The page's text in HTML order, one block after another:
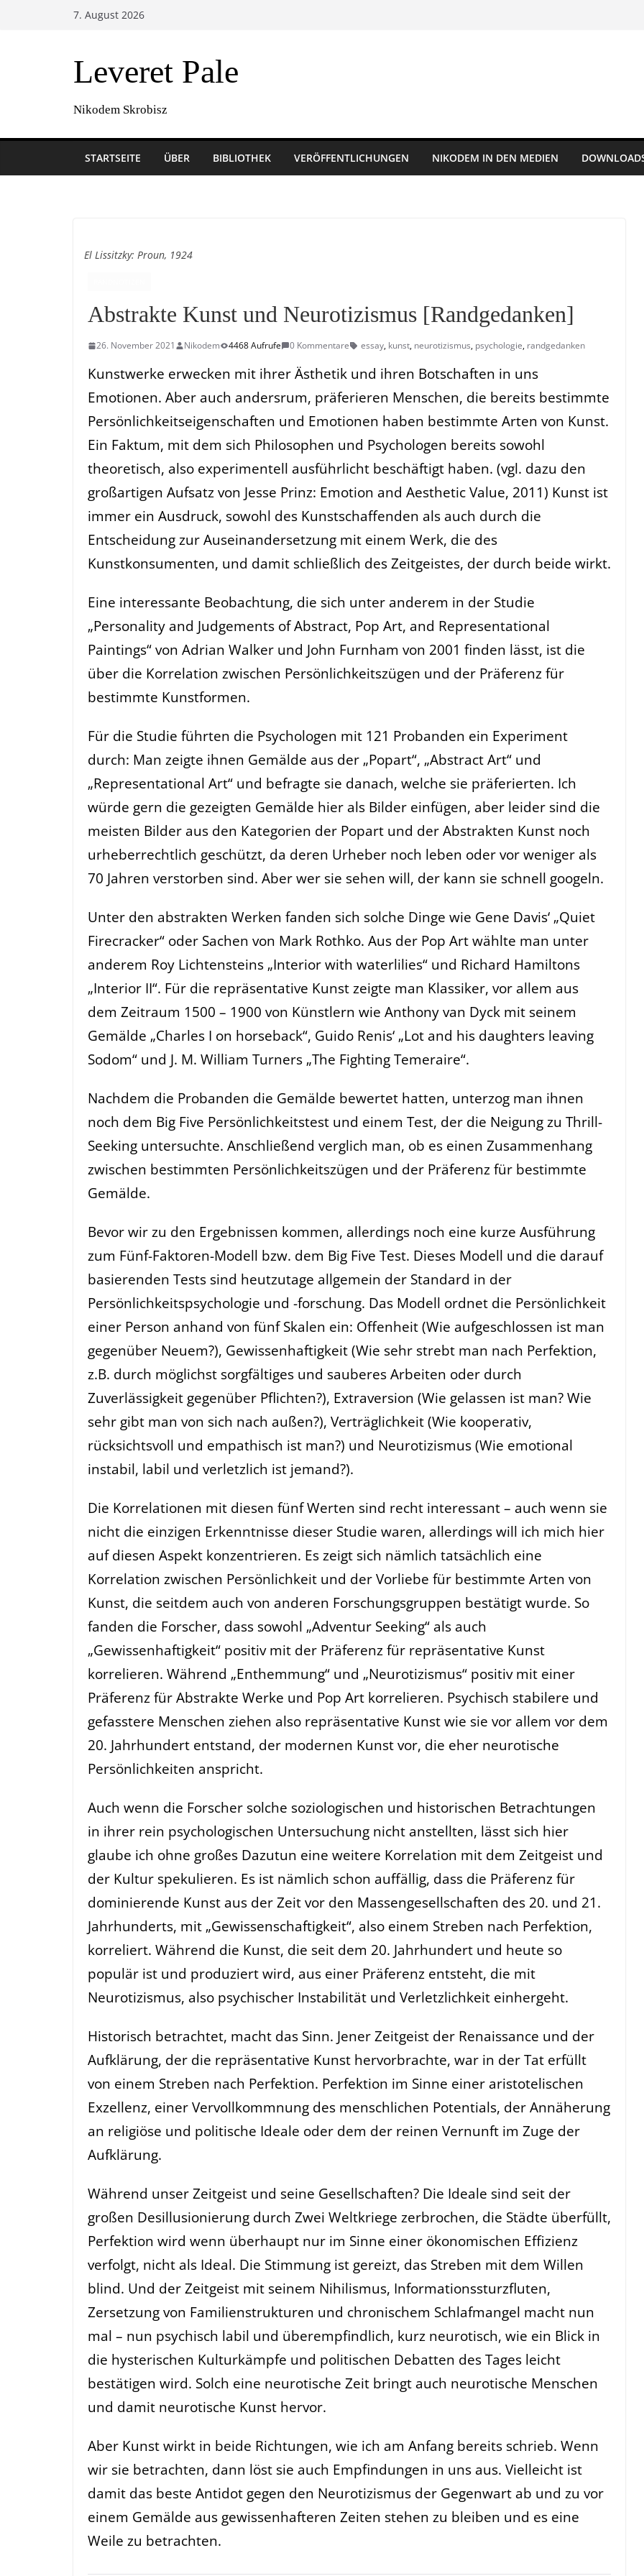
7. August 2026
Leveret Pale
Nikodem Skrobisz
STARTSEITE ÜBER BIBLIOTHEK VERÖFFENTLICHUNGEN NIKODEM IN DEN MEDIEN
El Lissitzky: Proun, 1924
Abstrakte Kunst und Neurotizismus [Randgedanken]
26. November 2021 Nikodem 4468 Aufrufe 0 Kommentare essay, kunst, neurotizismus, psychologie, randgedanken
Kunstwerke erwecken mit ihrer Ästhetik und ihren Botschaften in uns
Emotionen. Aber auch andersrum, präferieren Menschen, die bereits bestimmte
Persönlichkeitseigenschaften und Emotionen haben bestimmte Arten von Kunst.
Ein Faktum, mit dem sich Philosophen und Psychologen bereits sowohl
theoretisch, also experimentell ausführlicht beschäftigt haben. (vgl. dazu den
großartigen Aufsatz von Jesse Prinz: Emotion and Aesthetic Value, 2011) Kunst ist
immer ein Ausdruck, sowohl des Kunstschaffenden als auch durch die
Entscheidung zur Auseinandersetzung mit einem Werk, die des
Kunstkonsumenten, und damit schließlich des Zeitgeistes, der durch beide wirkt.
Eine interessante Beobachtung, die sich unter anderem in der Studie
„Personality and Judgements of Abstract, Pop Art, and Representational
Paintings“ von Adrian Walker und John Furnham von 2001 finden lässt, ist die
über die Korrelation zwischen Persönlichkeitszügen und der Präferenz für
bestimmte Kunstformen.
Für die Studie führten die Psychologen mit 121 Probanden ein Experiment
durch: Man zeigte ihnen Gemälde aus der „Popart“, „Abstract Art“ und
„Representational Art“ und befragte sie danach, welche sie präferierten. Ich
würde gern die gezeigten Gemälde hier als Bilder einfügen, aber leider sind die
meisten Bilder aus den Kategorien der Popart und der Abstrakten Kunst noch
urheberrechtlich geschützt, da deren Urheber noch leben oder vor weniger als
70 Jahren verstorben sind. Aber wer sie sehen will, der kann sie schnell googeln.
Unter den abstrakten Werken fanden sich solche Dinge wie Gene Davis‘ „Quiet
Firecracker“ oder Sachen von Mark Rothko. Aus der Pop Art wählte man unter
anderem Roy Lichtensteins „Interior with waterlilies“ und Richard Hamiltons
„Interior II“. Für die repräsentative Kunst zeigte man Klassiker, vor allem aus
dem Zeitraum 1500 – 1900 von Künstlern wie Anthony van Dyck mit seinem
Gemälde „Charles I on horseback“, Guido Renis‘ „Lot and his daughters leaving
Sodom“ und J. M. William Turners „The Fighting Temeraire“.
Nachdem die Probanden die Gemälde bewertet hatten, unterzog man ihnen
noch dem Big Five Persönlichkeitstest und einem Test, der die Neigung zu Thrill-
Seeking untersuchte. Anschließend verglich man, ob es einen Zusammenhang
zwischen bestimmten Persönlichkeitszügen und der Präferenz für bestimmte
Gemälde.
Bevor wir zu den Ergebnissen kommen, allerdings noch eine kurze Ausführung
zum Fünf-Faktoren-Modell bzw. dem Big Five Test. Dieses Modell und die darauf
basierenden Tests sind heutzutage allgemein der Standard in der
Persönlichkeitspsychologie und -forschung. Das Modell ordnet die Persönlichkeit
einer Person anhand von fünf Skalen ein: Offenheit (Wie aufgeschlossen ist man
gegenüber Neuem?), Gewissenhaftigkeit (Wie sehr strebt man nach Perfektion,
z.B. durch möglichst sorgfältiges und sauberes Arbeiten oder durch
Zuverlässigkeit gegenüber Pflichten?), Extraversion (Wie gelassen ist man? Wie
sehr gibt man von sich nach außen?), Verträglichkeit (Wie kooperativ,
rücksichtsvoll und empathisch ist man?) und Neurotizismus (Wie emotional
instabil, labil und verletzlich ist jemand?).
Die Korrelationen mit diesen fünf Werten sind recht interessant – auch wenn sie
nicht die einzigen Erkenntnisse dieser Studie waren, allerdings will ich mich hier
auf diesen Aspekt konzentrieren. Es zeigt sich nämlich tatsächlich eine
Korrelation zwischen Persönlichkeit und der Vorliebe für bestimmte Arten von
Kunst, die seitdem auch von anderen Forschungsgruppen bestätigt wurde. So
fanden die Forscher, dass sowohl „Adventur Seeking“ als auch
„Gewissenhaftigkeit“ positiv mit der Präferenz für repräsentative Kunst
korrelieren. Während „Enthemmung“ und „Neurotizismus“ positiv mit einer
Präferenz für Abstrakte Werke und Pop Art korrelieren. Psychisch stabilere und
gefasstere Menschen ziehen also repräsentative Kunst wie sie vor allem vor dem
20. Jahrhundert entstand, der modernen Kunst vor, die eher neurotische
Persönlichkeiten anspricht.
Auch wenn die Forscher solche soziologischen und historischen Betrachtungen
in ihrer rein psychologischen Untersuchung nicht anstellten, lässt sich hier
glaube ich ohne großes Dazutun eine weitere Korrelation mit dem Zeitgeist und
der Kultur spekulieren. Es ist nämlich schon auffällig, dass die Präferenz für
dominierende Kunst aus der Zeit vor den Massengesellschaften des 20. und 21.
Jahrhunderts, mit „Gewissenschaftigkeit“, also einem Streben nach Perfektion,
korreliert. Während die Kunst, die seit dem 20. Jahrhundert und heute so
populär ist und produziert wird, aus einer Präferenz entsteht, die mit
Neurotizismus, also psychischer Instabilität und Verletzlichkeit einhergeht.
Historisch betrachtet, macht das Sinn. Jener Zeitgeist der Renaissance und der
Aufklärung, der die repräsentative Kunst hervorbrachte, war in der Tat erfüllt
von einem Streben nach Perfektion. Perfektion im Sinne einer aristotelischen
Exzellenz, einer Vervollkommnung des menschlichen Potentials, der Annäherung
an religiöse und politische Ideale oder dem der reinen Vernunft im Zuge der
Aufklärung.
Während unser Zeitgeist und seine Gesellschaften? Die Ideale sind seit der
großen Desillusionierung durch Zwei Weltkriege zerbrochen, die Städte überfüllt,
Perfektion wird wenn überhaupt nur im Sinne einer ökonomischen Effizienz
verfolgt, nicht als Ideal. Die Stimmung ist gereizt, das Streben mit dem Willen
blind. Und der Zeitgeist mit seinem Nihilismus, Informationssturzfluten,
Zersetzung von Familienstrukturen und chronischem Schlafmangel macht nun
mal – nun psychisch labil und überempfindlich, kurz neurotisch, wie ein Blick in
die hysterischen Kulturkämpfe und politischen Debatten des Tages leicht
bestätigen wird. Solch eine neurotische Zeit bringt auch neurotische Menschen
und damit neurotische Kunst hervor.
Aber Kunst wirkt in beide Richtungen, wie ich am Anfang bereits schrieb. Wenn
wir sie betrachten, dann löst sie auch Empfindungen in uns aus. Vielleicht ist
damit das beste Antidot gegen den Neurotizismus der Gegenwart ab und zu vor
einem Gemälde aus gewissenhafteren Zeiten stehen zu bleiben und es eine
Weile zu betrachten.